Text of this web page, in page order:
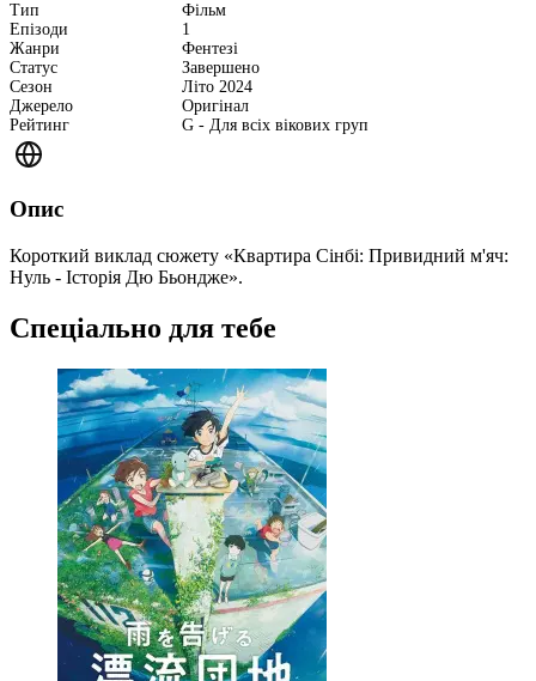
Тип
Фільм
Епізоди
1
Жанри
Фентезі
Статус
Завершено
Сезон
Літо 2024
Джерело
Оригінал
Рейтинг
G - Для всіх вікових груп
Опис
Короткий виклад сюжету «Квартира Сінбі: Привидний м'яч:
Нуль - Історія Дю Бьондже».
Спеціально для тебе